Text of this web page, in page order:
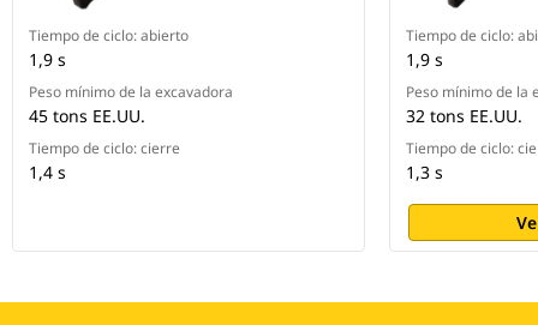
Tiempo de ciclo: abierto
1,9 s
Peso mínimo de la excavadora
45 tons EE.UU.
Tiempo de ciclo: cierre
1,4 s
Tiempo de ciclo:
1,9 s
Peso mínimo de la
32 tons EE.UU.
Tiempo de ciclo:
1,3 s